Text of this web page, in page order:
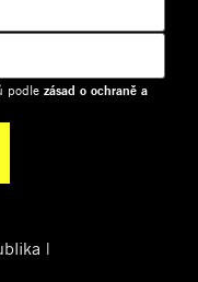
podle zásad o ochraně a
|